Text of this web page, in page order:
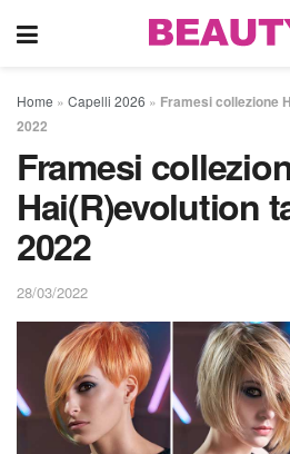
Home » Capelli 2026 » Framesi collezione
2022
Framesi
Hai(R)evolution
2022
28/03/2022